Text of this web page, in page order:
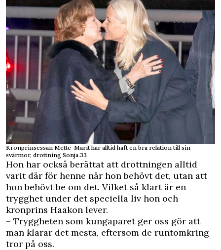
Kronprinsessan Mette-Marit har alltid haft en bra relation till sin
svärmor, drottning Sonja.33
Hon har också berättat att drottningen alltid
varit där för henne när hon behövt det, utan att
hon behövt be om det. Vilket så klart är en
trygghet under det speciella liv hon och
kronprins Haakon lever.
– Tryggheten som kungaparet ger oss gör att
man klarar det mesta, eftersom de runtomkring
tror på oss.